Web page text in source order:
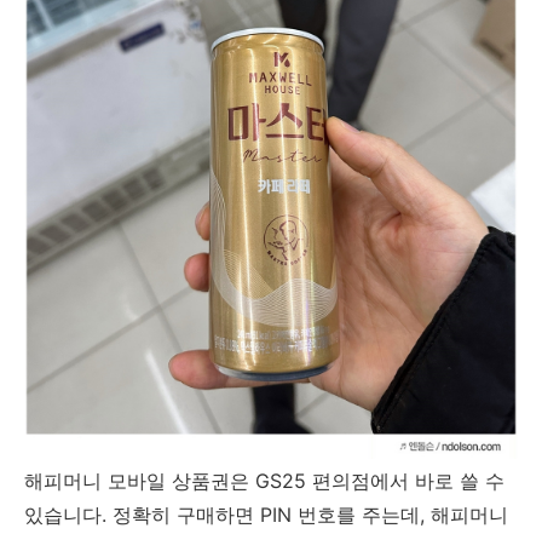
해피머니 모바일 상품권은 GS25 편의점에서 바로 쓸 수
있습니다. 정확히 구매하면 PIN 번호를 주는데, 해피머니